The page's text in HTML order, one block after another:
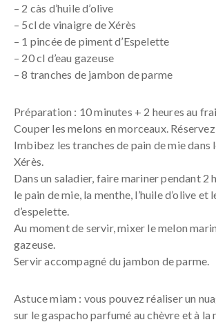
– 2 càs d’huile d’olive
– 5cl de vinaigre de Xérès
– 1 pincée de piment d’Espelette
– 20 cl d’eau gazeuse
– 8 tranches de jambon de parme
Préparation : 10 minutes + 2 heures au
Couper les melons en morceaux. Réservez
Imbibez les tranches de pain de mie dans
Xérès.
Dans un saladier, faire mariner pendant 2
le pain de mie, la menthe, l’huile d’olive et
d’espelette.
Au moment de servir, mixer le melon
gazeuse.
Servir accompagné du jambon de parme.
Astuce miam : vous pouvez réaliser un
sur le gaspacho parfumé au chèvre et à la